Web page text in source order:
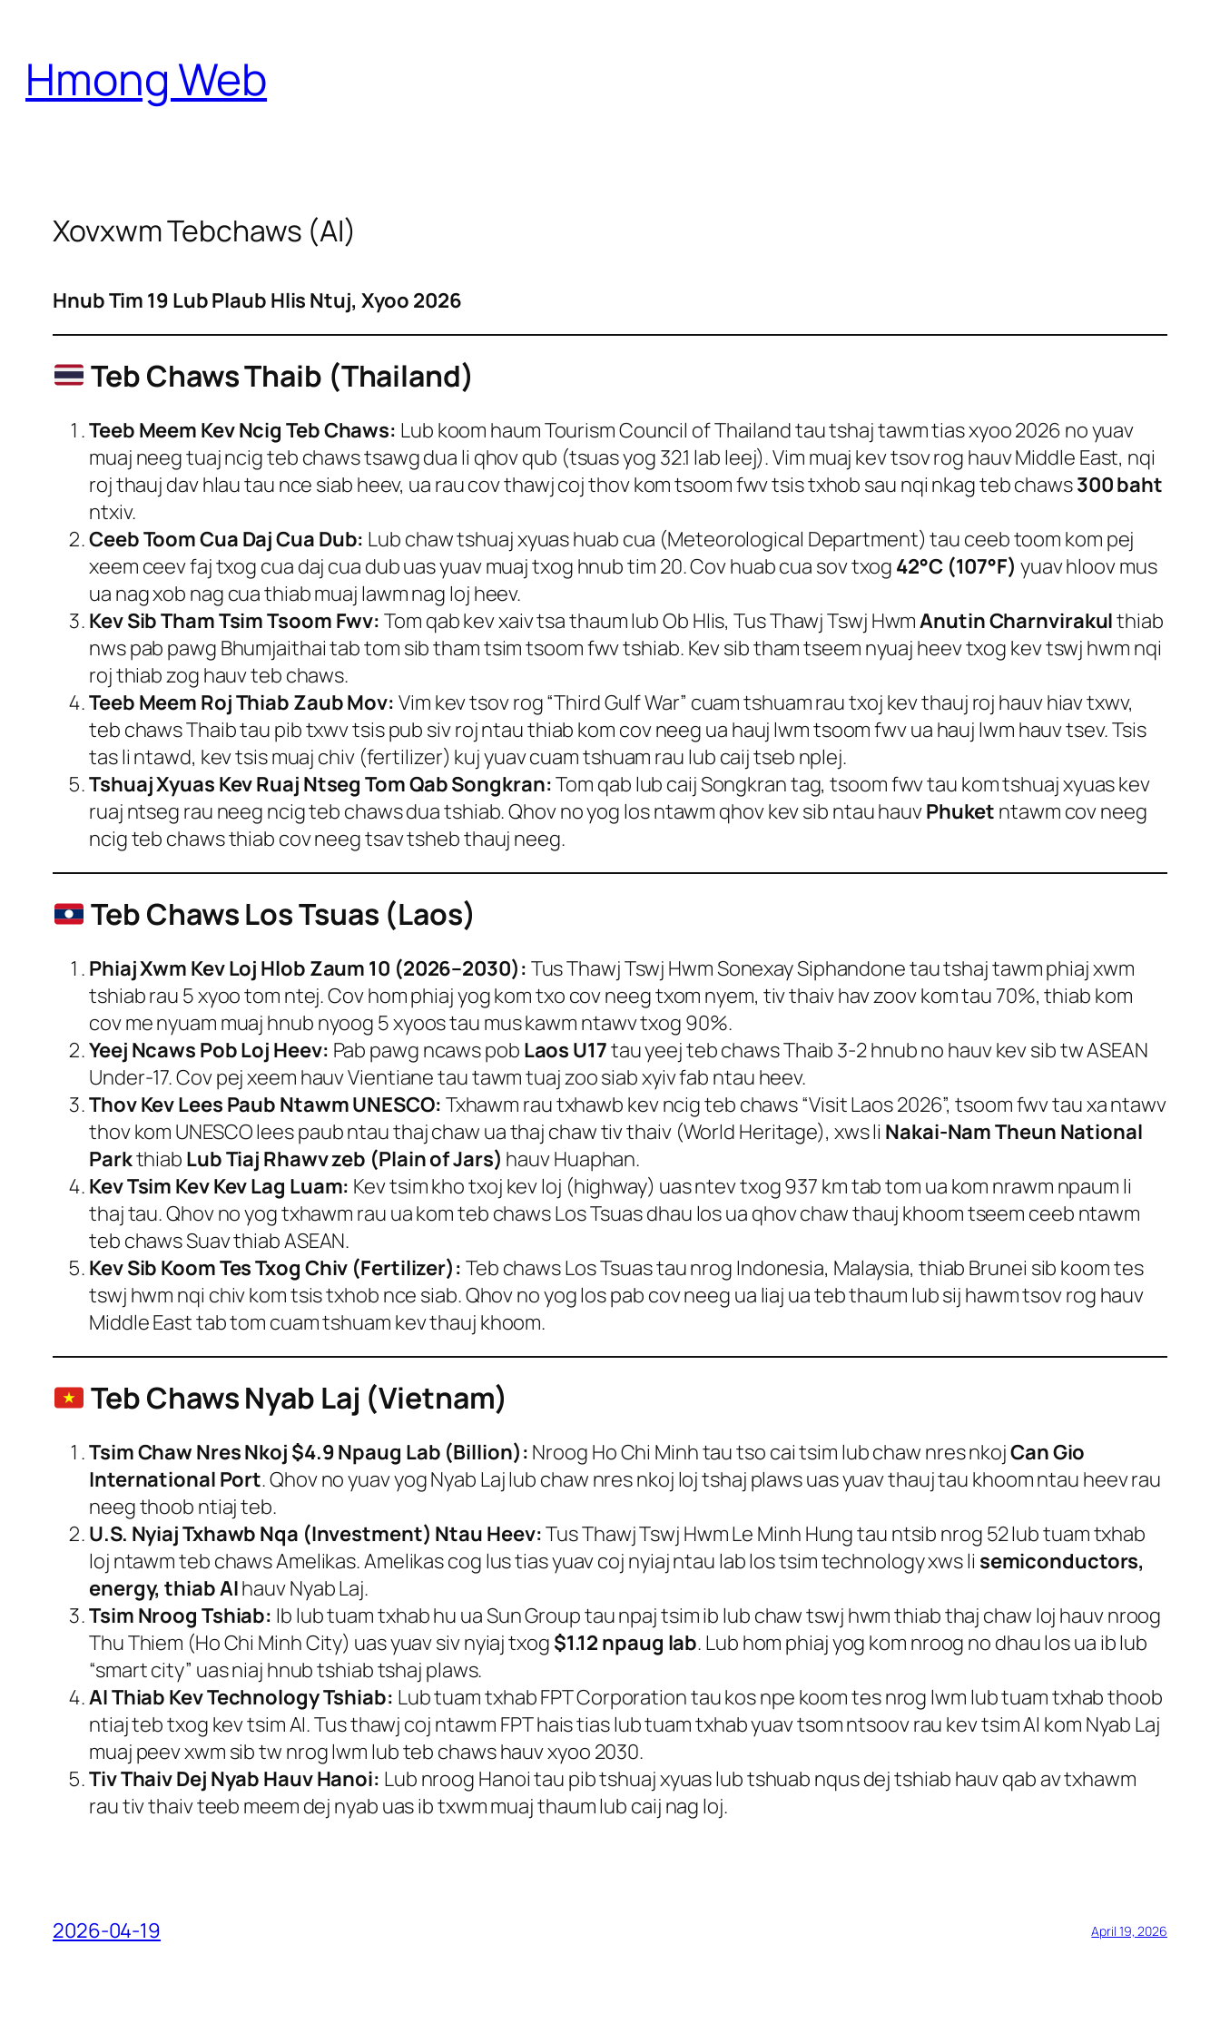
content
Hmong Web
Xovxwm Tebchaws (AI)
Hnub Tim 19 Lub Plaub Hlis Ntuj, Xyoo 2026
Teb Chaws Thaib (Thailand)
Teeb Meem Kev Ncig Teb Chaws: Lub koom haum Tourism Council of Thailand tau tshaj tawm tias xyoo 2026 no yuav
muaj neeg tuaj ncig teb chaws tsawg dua li qhov qub (tsuas yog 32.1 lab leej). Vim muaj kev tsov rog hauv Middle East, nqi
roj thauj dav hlau tau nce siab heev, ua rau cov thawj coj thov kom tsoom fwv tsis txhob sau nqi nkag teb chaws300 baht
ntxiv.
Ceeb Toom Cua Daj Cua Dub: Lub chaw tshuaj xyuas huab cua (Meteorological Department) tau ceeb toom kom pej
xeem ceev faj txog cua daj cua dub uas yuav muaj txog hnub tim 20. Cov huab cua sov txog 42°C (107°F) yuav hloov mus
ua nag xob nag cua thiab muaj lawm nag loj heev.
Kev Sib Tham Tsim Tsoom Fwv: Tom qab kev xaiv tsa thaum lub Ob Hlis, Tus Thawj Tswj HwmAnutin Charnvirakulthiab
nws pab pawg Bhumjaithai tab tom sib tham tsim tsoom fwv tshiab. Kev sib tham tseem nyuaj heev txog kev tswj hwm nqi
roj thiab zog hauv teb chaws.
Teeb Meem Roj Thiab Zaub Mov: Vim kev tsov rog “Third Gulf War” cuam tshuam rau txoj kev thauj roj hauv hiav txwv,
teb chaws Thaib tau pib txwv tsis pub siv roj ntau thiab kom cov neeg ua hauj lwm tsoom fwv ua hauj lwm hauv tsev. Tsis
tas li ntawd, kev tsis muaj chiv (fertilizer) kuj yuav cuam tshuam rau lub caij tseb nplej.
Tshuaj Xyuas Kev Ruaj Ntseg Tom Qab Songkran:Tom qab lub caij Songkran tag, tsoom fwv tau kom tshuaj xyuas kev
ruaj ntseg rau neeg ncig teb chaws dua tshiab. Qhov no yog los ntawm qhov kev sib ntau hauvPhuket ntawm cov neeg
ncig teb chaws thiab cov neeg tsav tsheb thauj neeg.
Teb Chaws Los Tsuas (Laos)
Phiaj Xwm Kev Loj Hlob Zaum 10 (2026–2030): Tus Thawj Tswj Hwm Sonexay Siphandone tau tshaj tawm phiaj xwm
tshiab rau 5 xyoo tom ntej. Cov hom phiaj yog kom txo cov neeg txom nyem, tiv thaiv hav zoov kom tau 70%, thiab kom
cov me nyuam muaj hnub nyoog 5 xyoos tau mus kawm ntawv txog 90%.
Yeej Ncaws Pob Loj Heev: Pab pawg ncaws pob Laos U17tau yeej teb chaws Thaib 3-2 hnub no hauv kev sib tw ASEAN
Under-17. Cov pej xeem hauv Vientiane tau tawm tuaj zoo siab xyiv fab ntau heev.
Thov Kev Lees Paub Ntawm UNESCO: Txhawm rau txhawb kev ncig teb chaws “Visit Laos 2026”, tsoom fwv tau xa ntawv
thov kom UNESCO lees paub ntau thaj chaw ua thaj chaw tiv thaiv (World Heritage), xws li Nakai-Nam Theun National
Parkthiab Lub Tiaj Rhawv zeb (Plain of Jars) hauv Huaphan.
Kev Tsim Kev Kev Lag Luam: Kev tsim kho txoj kev loj (highway) uas ntev txog 937 km tab tom ua kom nrawm npaum li
thaj tau. Qhov no yog txhawm rau ua kom teb chaws Los Tsuas dhau los ua qhov chaw thauj khoom tseem ceeb ntawm
teb chaws Suav thiab ASEAN.
Kev Sib Koom Tes Txog Chiv (Fertilizer): Teb chaws Los Tsuas tau nrog Indonesia, Malaysia, thiab Brunei sib koom tes
tswj hwm nqi chiv kom tsis txhob nce siab. Qhov no yog los pab cov neeg ua liaj ua teb thaum lub sij hawm tsov rog hauv
Middle East tab tom cuam tshuam kev thauj khoom.
Teb Chaws Nyab Laj (Vietnam)
Tsim Chaw Nres Nkoj $4.9 Npaug Lab (Billion): Nroog Ho Chi Minh tau tso cai tsim lub chaw nres nkojCan Gio
International Port. Qhov no yuav yog Nyab Laj lub chaw nres nkoj loj tshaj plaws uas yuav thauj tau khoom ntau heev rau
neeg thoob ntiaj teb.
U.S. Nyiaj Txhawb Nqa (Investment) Ntau Heev:Tus Thawj Tswj Hwm Le Minh Hung tau ntsib nrog 52 lub tuam txhab
loj ntawm teb chaws Amelikas. Amelikas cog lus tias yuav coj nyiaj ntau lab los tsim technology xws li semiconductors,
energy, thiab AIhauv Nyab Laj.
Tsim Nroog Tshiab: Ib lub tuam txhab hu ua Sun Group tau npaj tsim ib lub chaw tswj hwm thiab thaj chaw loj hauv nroog
Thu Thiem (Ho Chi Minh City) uas yuav siv nyiaj txog $1.12 npaug lab. Lub hom phiaj yog kom nroog no dhau los ua ib lub
“smart city” uas niaj hnub tshiab tshaj plaws.
AI Thiab Kev Technology Tshiab: Lub tuam txhab FPT Corporation tau kos npe koom tes nrog lwm lub tuam txhab thoob
ntiaj teb txog kev tsim AI. Tus thawj coj ntawm FPT hais tias lub tuam txhab yuav tsom ntsoov rau kev tsim AI kom Nyab Laj
muaj peev xwm sib tw nrog lwm lub teb chaws hauv xyoo 2030.
Tiv Thaiv Dej Nyab Hauv Hanoi: Lub nroog Hanoi tau pib tshuaj xyuas lub tshuab nqus dej tshiab hauv qab av txhawm
rau tiv thaiv teeb meem dej nyab uas ib txwm muaj thaum lub caij nag loj.
2026-04-19 April 19, 2026